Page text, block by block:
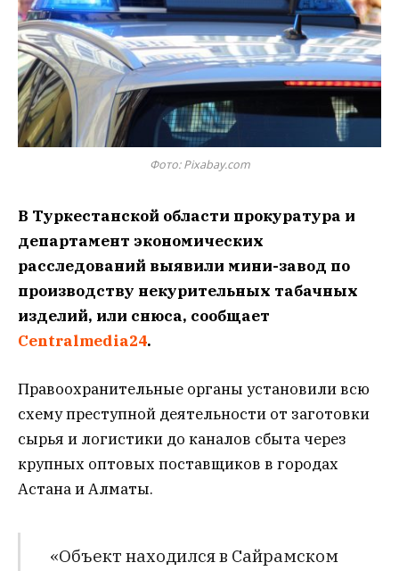
Фото: Pixabay.com
В Туркестанской области прокуратура и
департамент экономических
расследований выявили мини-завод по
производству некурительных табачных
изделий, или снюса, сообщает
Centralmedia24.
Правоохранительные органы установили всю
схему преступной деятельности от заготовки
сырья и логистики до каналов сбыта через
крупных оптовых поставщиков в городах
Астана и Алматы.
«Объект находился в Сайрамском